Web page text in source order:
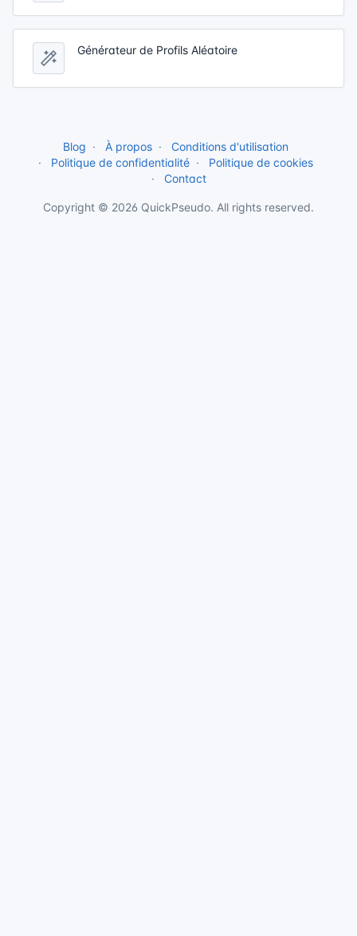
Générateur de Profils Aléatoire
Blog À propos
Conditions d'utilisation
Politique de confidentialité
Politique de cookies
Contact
Copyright © 2026 QuickPseudo. All rights reserved.